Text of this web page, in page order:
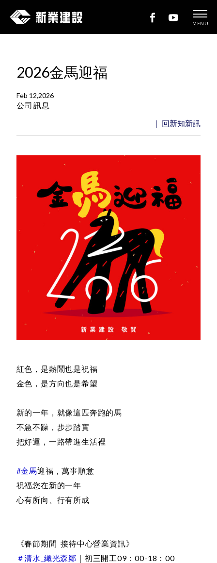
新
建
MENU
2026金馬迎福
Feb 12,2026
公司訊息
｜ 回新知新訊
紅色，是熱鬧也是祝福
金色，是方向也是希望
新的一年，就像這匹奔跑的馬
不急不躁，步步踏實
把好運，一路帶進生活裡
#金馬迎福，萬事順意
祝福您在新的一年
心有所向、行有所成
《春節期間 接待中心營業資訊》
＃清水_織光森鄰 ｜初三開工09：00-18：00